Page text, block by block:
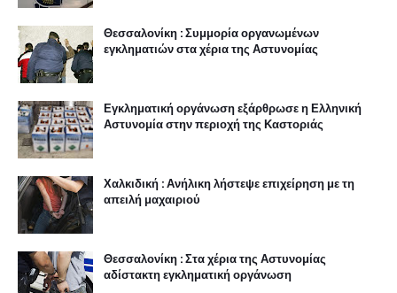
Θεσσαλονίκη : Συμμορία οργανωμένων
εγκληματιών στα χέρια της Αστυνομίας
Εγκληματική οργάνωση εξάρθρωσε η Ελληνική
Αστυνομία στην περιοχή της Καστοριάς
Χαλκιδική : Ανήλικη λήστεψε επιχείρηση με τη
απειλή μαχαιριού
Θεσσαλονίκη : Στα χέρια της Αστυνομίας
αδίστακτη εγκληματική οργάνωση